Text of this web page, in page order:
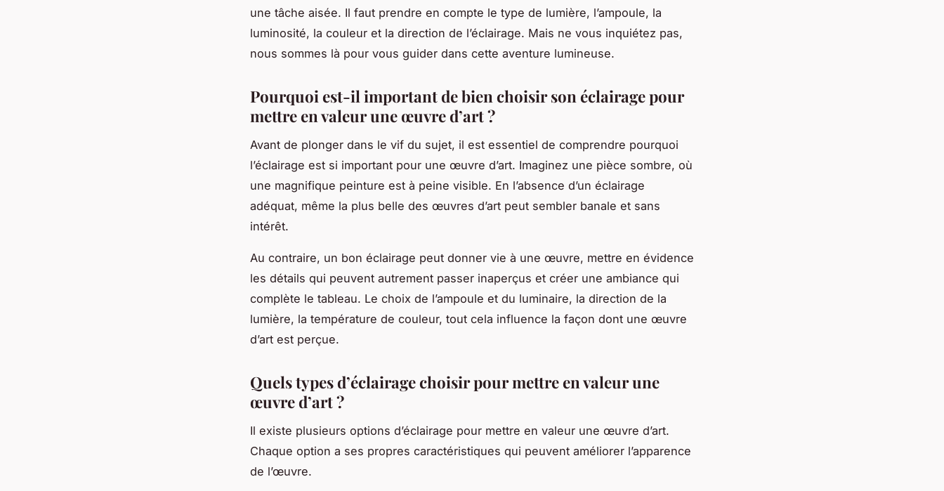
une tâche aisée. Il faut prendre en compte le type de lumière, l’ampoule, la
luminosité, la couleur et la direction de l’éclairage. Mais ne vous inquiétez pas,
nous sommes là pour vous guider dans cette aventure lumineuse.
Pourquoi est-il important de bien choisir son éclairage pour
mettre en valeur une œuvre d’art ?
Avant de plonger dans le vif du sujet, il est essentiel de comprendre pourquoi
l’éclairage est si important pour une œuvre d’art. Imaginez une pièce sombre, où
une magnifique peinture est à peine visible. En l’absence d’un éclairage
adéquat, même la plus belle des œuvres d’art peut sembler banale et sans
intérêt.
Au contraire, un bon éclairage peut donner vie à une œuvre, mettre en évidence
les détails qui peuvent autrement passer inaperçus et créer une ambiance qui
complète le tableau. Le choix de l’ampoule et du luminaire, la direction de la
lumière, la température de couleur, tout cela influence la façon dont une œuvre
d’art est perçue.
Quels types d’éclairage choisir pour mettre en valeur une
œuvre d’art ?
Il existe plusieurs options d’éclairage pour mettre en valeur une œuvre d’art.
Chaque option a ses propres caractéristiques qui peuvent améliorer l’apparence
de l’œuvre.